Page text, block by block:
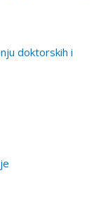
doktorskih i